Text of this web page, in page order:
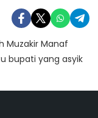
Muzakir Manaf
bupati yang asyik